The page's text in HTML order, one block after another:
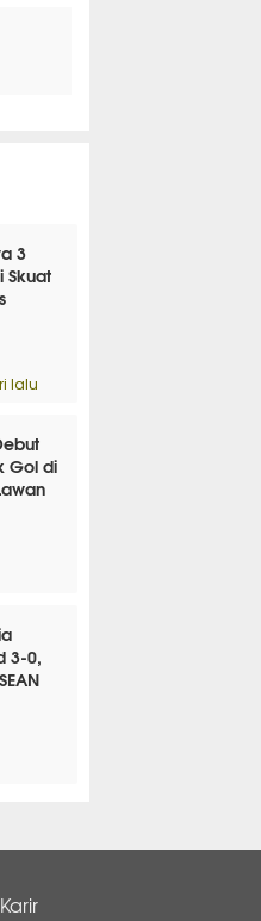
3
Skuat
lalu
Gol di
3-0,
Karir